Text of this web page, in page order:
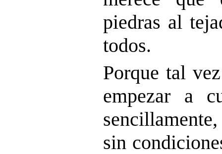
piedras al
todos.
Porque tal
empezar a
sin